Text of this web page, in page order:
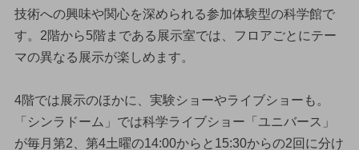
技術への興味や関心を深められる参加体験型の科学館で
す。2階から5階まである展示室では、フロアごとにテー
マの異なる展示が楽しめます。
4階では展示のほかに、実験ショーやライブショーも。
「シンラドーム」では科学ライブショー「ユニバース」
が毎月第2、第4土曜の14:00からと15:30からの2回に分け